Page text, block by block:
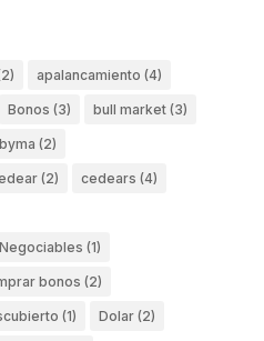
apalancamiento (4)
Bonos (3) bull market(3)
byma (2)
(2) cedears (4)
(1)
bonos (2)
(1) Dolar(2)